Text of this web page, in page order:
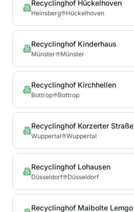
Recyclinghof Hückelhoven
Heinsberg Hückelhoven
Recyclinghof Kinderhaus
Münster Münster
Recyclinghof Kirchhellen
Bottrop Bottrop
Recyclinghof Korzerter Straße
Wuppertal Wuppertal
Recyclinghof Lohausen
Düsseldorf Düsseldorf
Recyclinghof Maibolte Lemgo